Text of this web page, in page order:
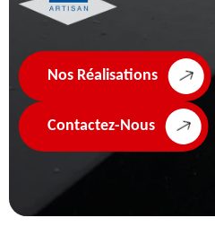
Nos Réalisations
Contactez-Nous